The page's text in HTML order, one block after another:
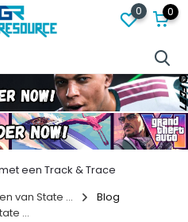
0 0
een Track & Trace
van State ...
Blog
...